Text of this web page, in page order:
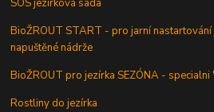
SOS jezírková sada
BioŽROUT START - pro jarní
napuštěné nádrže
BioŽROUT pro jezírka SEZÓNA - specialni
Rostliny do jezírka